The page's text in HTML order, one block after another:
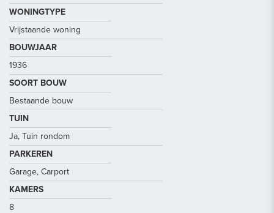
WONINGTYPE
Vrijstaande woning
BOUWJAAR
1936
SOORT BOUW
Bestaande bouw
TUIN
Ja, Tuin rondom
PARKEREN
Garage, Carport
KAMERS
8